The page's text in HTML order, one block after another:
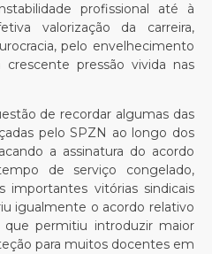
profissional até à
valorização da carreira,
pelo envelhecimento
pressão vivida nas
de recordar algumas das
pelo SPZN ao longo dos
a assinatura do acordo
de serviço congelado,
importantes vitórias sindicais
igualmente o acordo relativo
que permitiu introduzir maior
para muitos docentes em